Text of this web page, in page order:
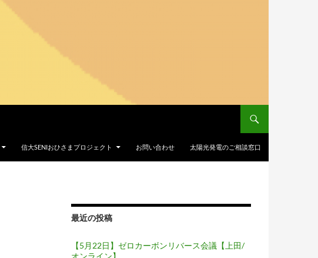
信大SENIおひさまプロジェクト お問い合わせ 太陽光発電のご相談窓口
最近の投稿
【5月22日】ゼロカーボンリバース会議【上田/
オンライン】